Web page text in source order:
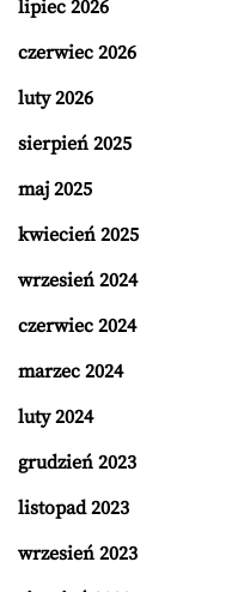
lipiec 2026
czerwiec 2026
luty 2026
sierpień 2025
maj 2025
kwiecień 2025
wrzesień 2024
czerwiec 2024
marzec 2024
luty 2024
grudzień 2023
listopad 2023
wrzesień 2023